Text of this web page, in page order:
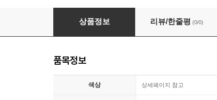
원목잡지꽂이 수납가구 책장선반 거치대
상품정보 리뷰/한줄평 (0/0)
품목정보
색상 상세페이지 참고